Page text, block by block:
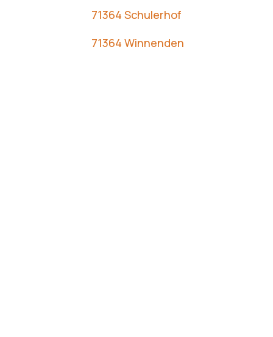
71364 Schulerhof
71364 Winnenden